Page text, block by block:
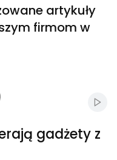
artykuły
firmom w
gadżety z